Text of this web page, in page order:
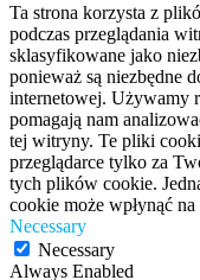
Ta strona korzysta z
podczas przeglądania
sklasyfikowane jako
ponieważ są niezbędne
internetowej. Używamy
pomagają nam
tej witryny. Te pliki
przeglądarce tylko za
tych plików cookie.
cookie może wpłynąć
Necessary
Necessary
Always Enabled